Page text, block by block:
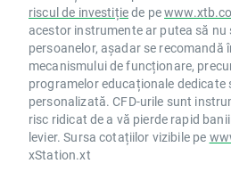
riscul de investițiede pe
acestor instrumente ar putea să
persoanelor, așadar se recomandă
mecanismului de funcționare,
programelor educaționale dedicate
personalizată. CFD-urile sunt
risc ridicat de a vă pierde rapid
levier. Sursa cotațiilor vizibile pe
xStation.xt